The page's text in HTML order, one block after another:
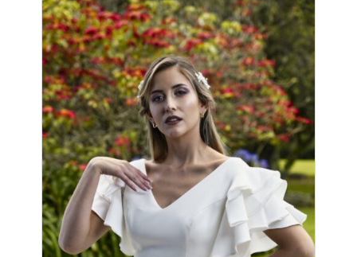
Productos relacionados